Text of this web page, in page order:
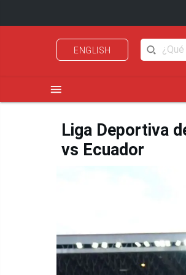
ENGLISH
menu
Liga Deportiva
vs Ecuador